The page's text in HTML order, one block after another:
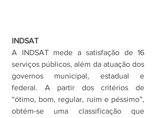
INDSAT
A INDSAT mede a satisfação de 16
serviços públicos, além da atuação dos
governos municipal, estadual e
federal. A partir dos critérios de
“ótimo, bom, regular, ruim e péssimo”,
obtém-se uma classificação que